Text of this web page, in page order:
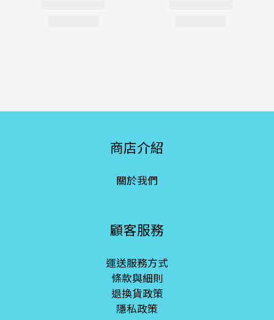
商店介紹
關於我們
顧客服務
運送服務方式
條款與細則
退換貨政策
隱私政策